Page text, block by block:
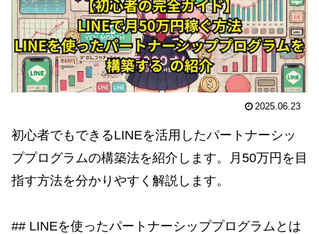
2025.06.23
初心者でもできるLINEを活用したパートナーシッ
ププログラムの構築法を紹介します。月50万円を目
指す方法を分かりやすく解説します。
## LINEを使ったパートナーシッププログラムとは